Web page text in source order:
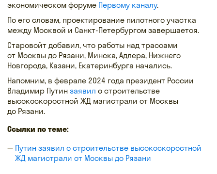
экономическом форуме Первому каналу.
По его словам, проектирование пилотного участка
между Москвой и Санкт-Петербургом завершается.
Старовойт добавил, что работы над трассами
от Москвы до Рязани, Минска, Адлера, Нижнего
Новгорода, Казани, Екатеринбурга начались.
Напомним, в феврале 2024 года президент России
Владимир Путин заявил о строительстве
высокоскоростной ЖД магистрали от Москвы
до Рязани.
Ссылки по теме:
Путин заявил о строительстве высокоскоростной
ЖД магистрали от Москвы до Рязани